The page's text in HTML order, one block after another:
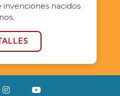
invenciones nacidos